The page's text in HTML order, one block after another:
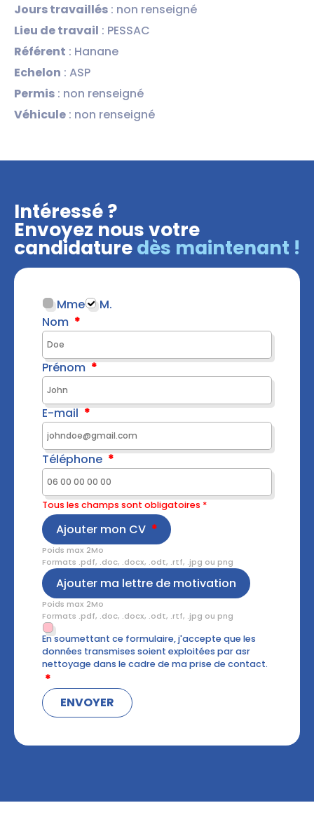
Jours travaillés : non renseigné
Lieu de travail : PESSAC
Référent : Hanane
Echelon : ASP
Permis : non renseigné
Véhicule : non renseigné
Intéressé ?
Envoyez nous votre
candidaturedès maintenant !
Mme
M.
Nom
Prénom
E-mail
Téléphone
Tous les champs sont obligatoires *
Ajouter mon CV
Poids max 2Mo
Formats .pdf, .doc, .docx, .odt, .rtf, .jpg ou png
Ajouter ma lettre de motivation
Poids max 2Mo
Formats .pdf, .doc, .docx, .odt, .rtf, .jpg ou png
En soumettant ce formulaire, j'accepte que les
données transmises soient exploitées par asr
nettoyage dans le cadre de ma prise de contact.